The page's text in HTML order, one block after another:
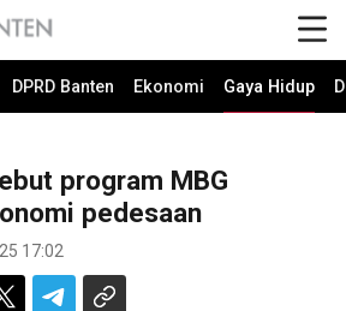
DPRD Banten Ekonomi Gaya Hidup
program MBG
pedesaan
17:02